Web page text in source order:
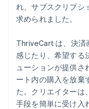
れ、サブスクリプシ
求められました。
ThriveCart は、決済
感じたり、希望する
ューションが提供
ート内の購入を放棄
た。クリエイターは
手段を簡単に受け入